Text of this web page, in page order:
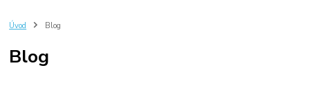
Úvod Blog
Blog